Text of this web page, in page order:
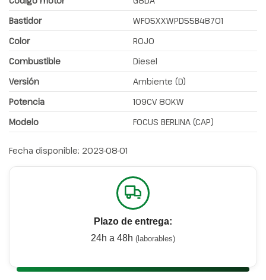
Bastidor
WF05XXWPD55B48701
Color
ROJO
Combustible
Diesel
Versión
Ambiente (D)
Potencia
109CV 80KW
Modelo
FOCUS BERLINA (CAP)
Fecha disponible: 2023-08-01
Plazo de entrega:
24h a 48h (laborables)